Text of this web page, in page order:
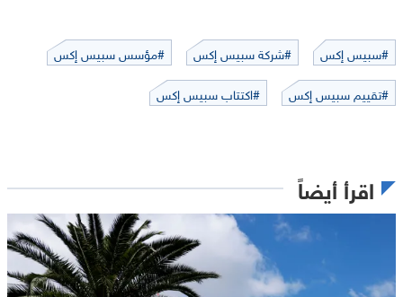
#سبيس إكس #شركة سبيس إكس
#مؤسس سبيس إكس
#تقييم سبيس إكس
#اكتتاب سبيس إكس
اقرأ أيضاً